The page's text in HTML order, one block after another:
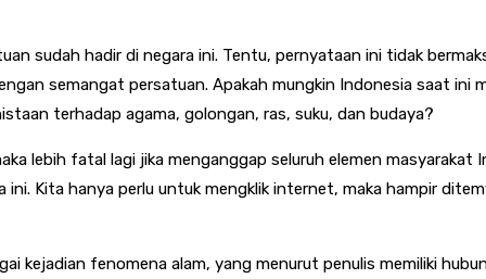
sudah hadir di negara ini. Tentu, pernyataan ini tidak
semangat persatuan. Apakah mungkin Indonesia saat ini
terhadap agama, golongan, ras, suku, dan budaya?
lebih fatal lagi jika menganggap seluruh elemen masyarakat
Kita hanya perlu untuk mengklik internet, maka hampir
kejadian fenomena alam, yang menurut penulis memiliki